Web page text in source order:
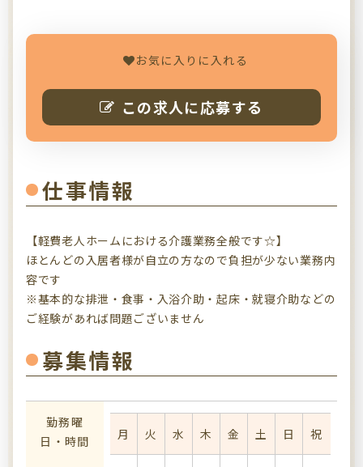
お気に入りに入れる
この求人に応募する
仕事情報
【軽費老人ホームにおける介護業務全般です☆】
ほとんどの入居者様が自立の方なので負担が少ない業務内
容です
※基本的な排泄・食事・入浴介助・起床・就寝介助などの
ご経験があれば問題ございません
募集情報
勤務曜
日・時間
月 火 水 木 金 土 日 祝